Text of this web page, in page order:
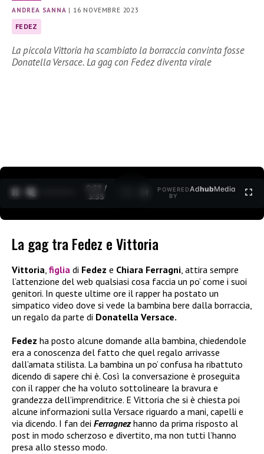
ANDREA SANNA | 16 NOVEMBRE 2023
FEDEZ
La piccola Vittoria ha scambiato la borraccia convinta fosse
Donatella Versace. La gag con Fedez diventa virale
0:30 /
3:35
POWERED
BY
AdhubMedia
La gag tra Fedez e Vittoria
Vittoria, figlia di Fedez e Chiara Ferragni, attira sempre
l’attenzione del web qualsiasi cosa faccia un po’ come i suoi
genitori. In queste ultime ore il rapper ha postato un
simpatico video dove si vede la bambina bere dalla borraccia,
un regalo da parte di Donatella Versace.
Fedez ha posto alcune domande alla bambina, chiedendole
era a conoscenza del fatto che quel regalo arrivasse
dall’amata stilista. La bambina un po’ confusa ha ribattuto
dicendo di sapere chi è. Così la conversazione è proseguita
con il rapper che ha voluto sottolineare la bravura e
grandezza dell’imprenditrice. E Vittoria che si è chiesta poi
alcune informazioni sulla Versace riguardo a mani, capelli e
via dicendo. I fan dei Ferragnezhanno da prima risposto al
post in modo scherzoso e divertito, ma non tutti l’hanno
presa allo stesso modo.